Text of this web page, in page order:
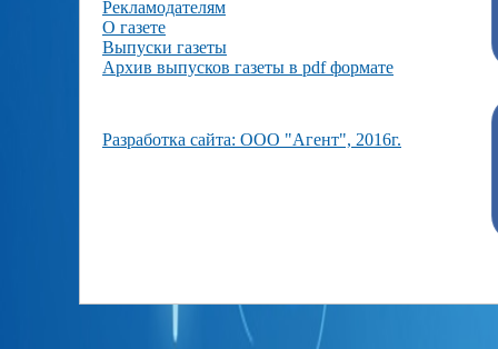
Рекламодателям
О газете
Выпуски газеты
Архив выпусков газеты в pdf формате
Разработка сайта: ООО "Агент", 2016г.